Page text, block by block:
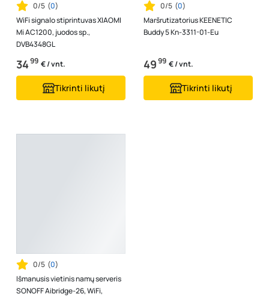
0/5 (0)
WiFi signalo stiprintuvas XIAOMI
Mi AC1200, juodos sp.,
DVB4348GL
3499 € / vnt.
Tikrinti likutį
0/5 (0)
Maršrutizatorius KEENETIC
Buddy 5 Kn-3311-01-Eu
4999 € / vnt.
Tikrinti likutį
0/5 (0)
Išmanusis vietinis namų serveris
SONOFF Aibridge-26, WiFi,